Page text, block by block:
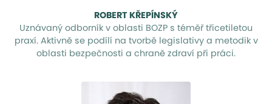
ROBERT KŘEPÍNSKÝ
Uznávaný odborník v oblasti BOZP s téměř třicetiletou
praxí. Aktivně se podílí na tvorbě legislativy a metodik v
oblasti bezpečnosti a chraně zdraví při práci.